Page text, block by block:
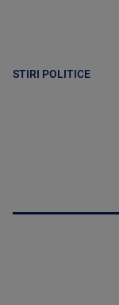
STIRI POLITICE